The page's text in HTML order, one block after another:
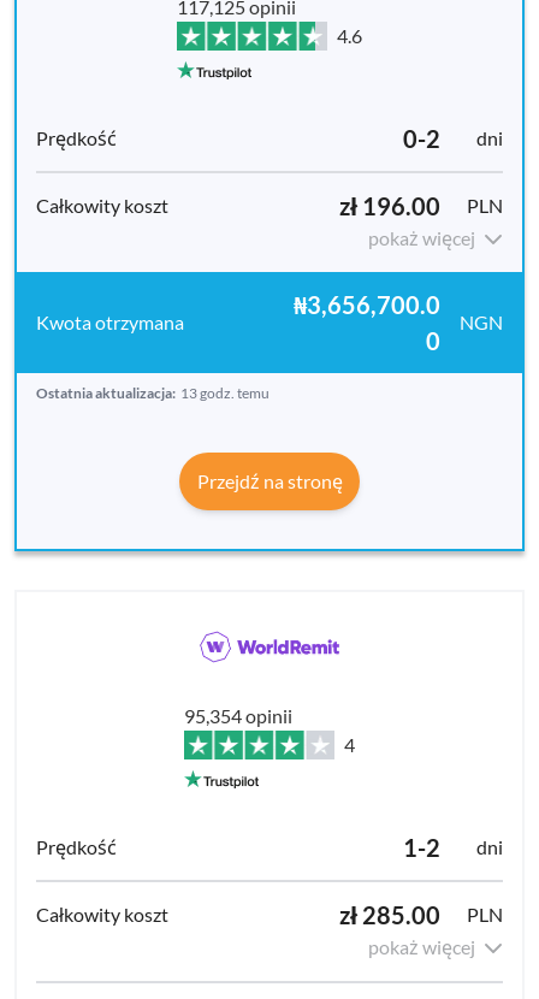
117,125 opinii
4.6
0-2 dni
zł 196.00
PLN
pokaż więcej
₦3,656,700.0
0
NGN
Ostatnia aktualizacja: 13 godz. temu
Przejdź na stronę
95,354 opinii
4
1-2 dni
zł 285.00
PLN
pokaż więcej